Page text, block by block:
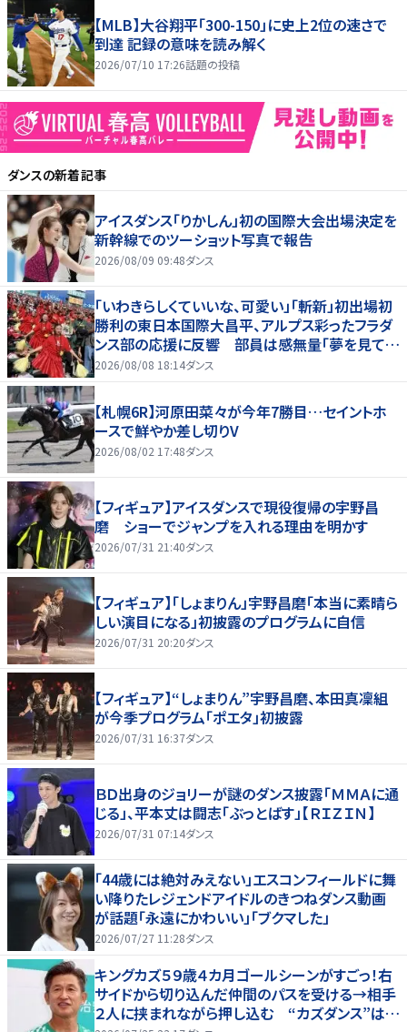
【MLB】大谷翔平「300-150」に史上2位の速さで
到達 記録の意味を読み解く
2026/07/10 17:26話題の投稿
ダンスの新着記事
アイスダンス「りかしん」初の国際大会出場決定を
新幹線でのツーショット写真で報告
2026/08/09 09:48ダンス
「いわきらしくていいな、可愛い」「斬新」初出場初
勝利の東日本国際大昌平、アルプス彩ったフラダ
ンス部の応援に反響 部員は感無量「夢を見てい
るよう」
2026/08/08 18:14ダンス
【札幌6R】河原田菜々が今年7勝目…セイントホ
ースで鮮やか差し切りV
2026/08/02 17:48ダンス
【フィギュア】アイスダンスで現役復帰の宇野昌
磨 ショーでジャンプを入れる理由を明かす
2026/07/31 21:40ダンス
【フィギュア】「しょまりん」宇野昌磨「本当に素晴ら
しい演目になる」初披露のプログラムに自信
2026/07/31 20:20ダンス
【フィギュア】“しょまりん”宇野昌磨、本田真凜組
が今季プログラム「ポエタ」初披露
2026/07/31 16:37ダンス
ＢＤ出身のジョリーが謎のダンス披露「ＭＭＡに通
じる」、平本丈は闘志「ぶっとばす」【ＲＩＺＩＮ】
2026/07/31 07:14ダンス
「44歳には絶対みえない」エスコンフィールドに舞
い降りたレジェンドアイドルのきつねダンス動画
が話題「永遠にかわいい」「ブクマした」
2026/07/27 11:28ダンス
キングカズ５９歳４カ月ゴールシーンがすごっ！右
サイドから切り込んだ仲間のパスを受ける→相手
２人に挟まれながら押し込む “カズダンス”はせ